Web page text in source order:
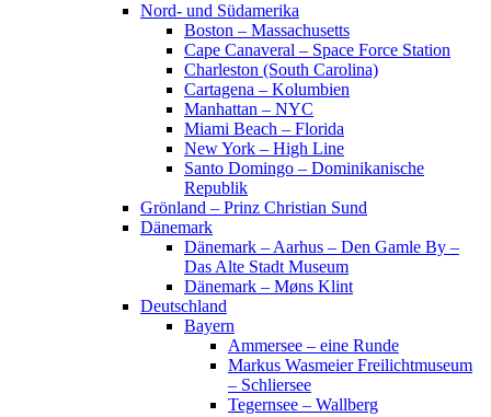
Nord- und Südamerika
Boston – Massachusetts
Cape Canaveral – Space Force Station
Charleston (South Carolina)
Cartagena – Kolumbien
Manhattan – NYC
Miami Beach – Florida
New York – High Line
Santo Domingo – Dominikanische
Republik
Grönland – Prinz Christian Sund
Dänemark
Dänemark – Aarhus – Den Gamle By –
Das Alte Stadt Museum
Dänemark – Møns Klint
Deutschland
Bayern
Ammersee – eine Runde
Markus Wasmeier Freilichtmuseum
– Schliersee
Tegernsee – Wallberg